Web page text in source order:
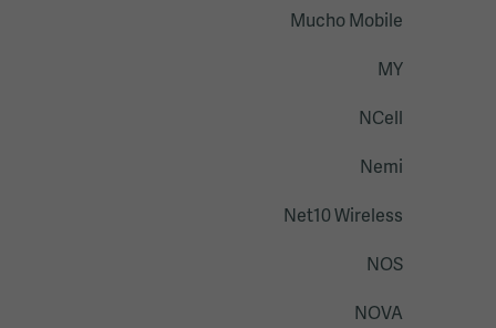
Mucho Mobile
MY
NCell
Nemi
Net10 Wireless
NOS
NOVA